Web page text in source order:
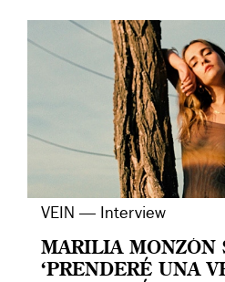
VEIN — Interview
MARILIA MONZÓN
‘PRENDERÉ UNA